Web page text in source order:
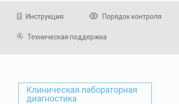
Инструкция Порядок контроля
Техническая поддержка
Клиническая лабораторная
диагностика